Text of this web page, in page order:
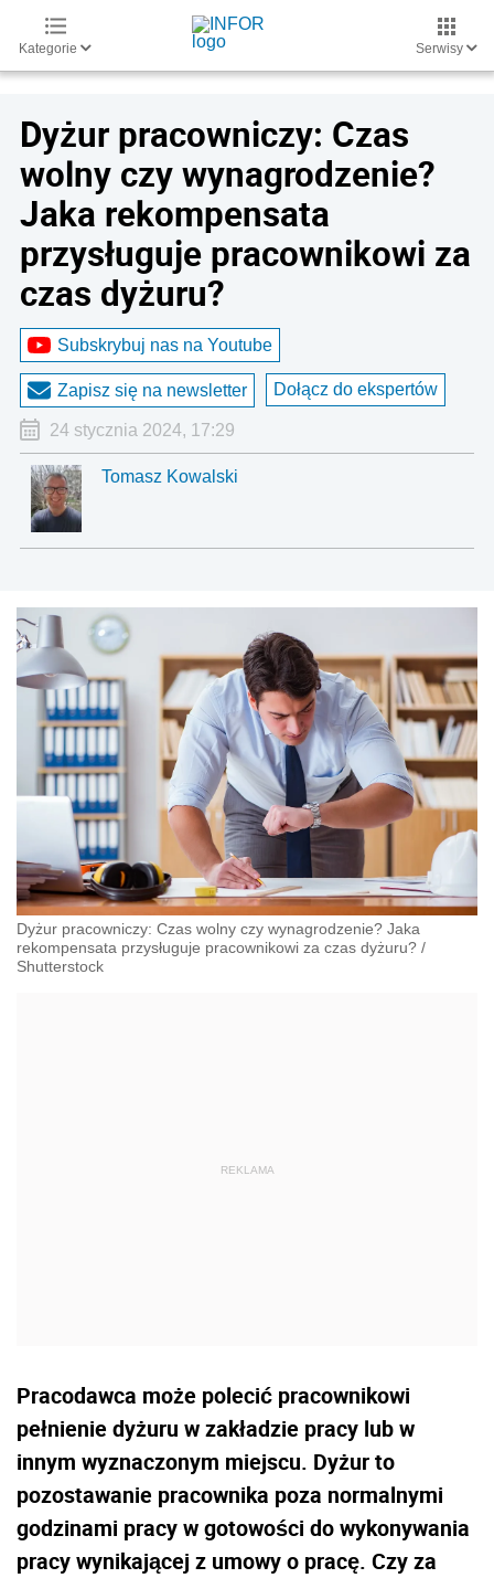
Kategorie Serwisy
Dyżur pracowniczy: Czas
wolny czy wynagrodzenie?
Jaka rekompensata
przysługuje pracownikowi za
czas dyżuru?
Subskrybuj nas na Youtube
Zapisz się na newsletter Dołącz do ekspertów
24 stycznia 2024, 17:29
Tomasz Kowalski
Dyżur pracowniczy: Czas wolny czy wynagrodzenie? Jaka
rekompensata przysługuje pracownikowi za czas dyżuru? /
Shutterstock
Pracodawca może polecić pracownikowi
pełnienie dyżuru w zakładzie pracy lub w
innym wyznaczonym miejscu. Dyżur to
pozostawanie pracownika poza normalnymi
godzinami pracy w gotowości do wykonywania
pracy wynikającej z umowy o pracę. Czy za